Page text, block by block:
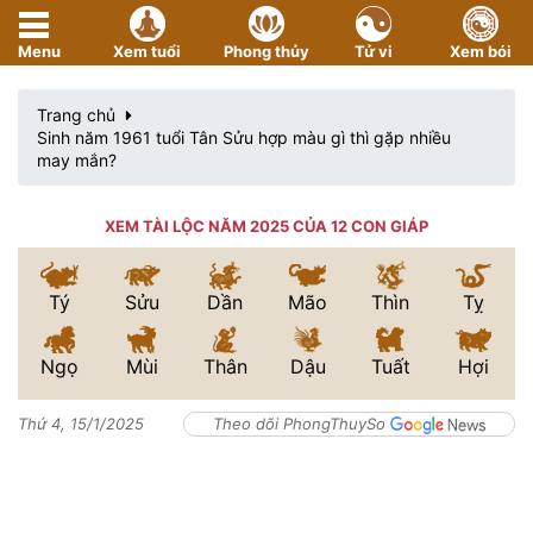
Menu Xem tuổi Phong thủy Tử vi Xem bói
Trang chủ
Sinh năm 1961 tuổi Tân Sửu hợp màu gì thì gặp nhiều
may mắn?
XEM TÀI LỘC NĂM 2025 CỦA 12 CON GIÁP
Tý Sửu Dần Mão Thìn Tỵ
Ngọ Mùi Thân Dậu Tuất Hợi
Thứ 4, 15/1/2025 Theo dõi PhongThuySo